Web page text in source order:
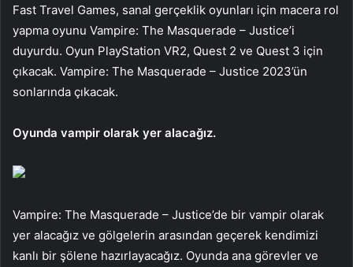
Fast Travel Games, sanal gerçeklik oyunları için macera rol
yapma oyunu Vampire: The Masquerade – Justice’i
duyurdu. Oyun PlayStation VR2, Quest 2 ve Quest 3 için
çıkacak. Vampire: The Masquerade – Justice 2023’ün
sonlarında çıkacak.
Oyunda vampir olarak yer alacağız.
Vampire: The Masquerade – Justice’de bir vampir olarak
yer alacağız ve gölgelerin arasından geçerek kendimizi
kanlı bir şölene hazırlayacağız. Oyunda ana görevler ve